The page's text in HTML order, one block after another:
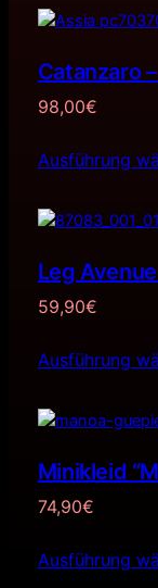
Catanzaro
98,00€
Ausführung
Leg
59,90€
Ausführung
Minikleid
74,90€
Ausführung